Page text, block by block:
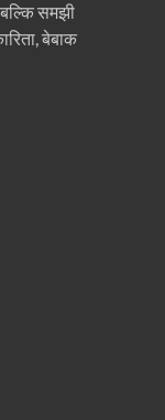
समझी
बेबाक